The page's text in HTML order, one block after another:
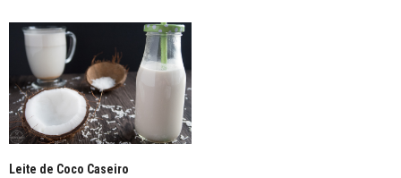
04/02/2017 ÀS 12:03 AM
ADRIANNE BARROS
19/04/2017 ÀS 2:20 PM
Bom dia ,posso depois de cortar a massar levar logo
para cozinhar?
Leite de Coco Caseiro